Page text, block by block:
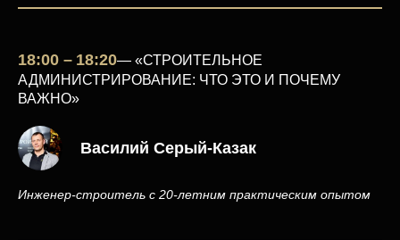
18:00 – 18:20— «СТРОИТЕЛЬНОЕ
АДМИНИСТРИРОВАНИЕ: ЧТО ЭТО И ПОЧЕМУ
ВАЖНО»
Василий Серый-Казак
Инженер-строитель с 20-летним практическим опытом